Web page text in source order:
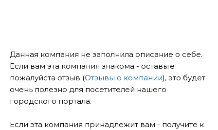
Данная компания не заполнила описание о себе.
Если вам эта компания знакома - оставьте
пожалуйста отзыв (Отзывы о компании), это будет
очень полезно для посетителей нашего
городского портала.
Если эта компания принадлежит вам - получите к